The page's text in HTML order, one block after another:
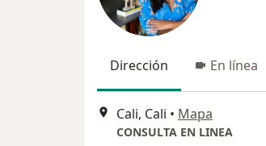
Dirección En línea
Cali, Cali • Mapa
CONSULTA EN LINEA